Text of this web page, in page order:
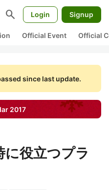
search Login Signup
Official Event Official
since last update.
2017
役立つプラ